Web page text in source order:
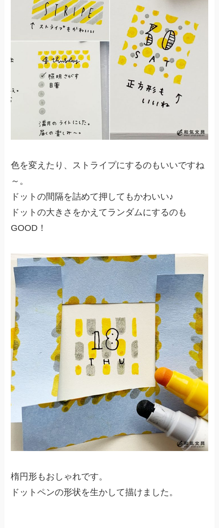
色を変えたり、ストライプにするのもいいですね
～。
ドットの間隔を詰めて押してもかわいい♪
ドットの大きさをかえてランダムにするのも
GOOD！
楕円形もおしゃれです。
ドットペンの形状を生かして描けました。